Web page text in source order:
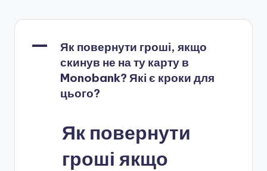
A
Як повернути гроші, якщо
скинув не на ту карту в
Monobank? Які є кроки для
цього?
Як повернути
гроші якщо